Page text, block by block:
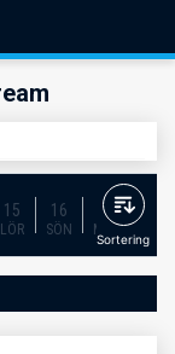
15
LÖR
16
SÖN
17
MÅN
Sortering